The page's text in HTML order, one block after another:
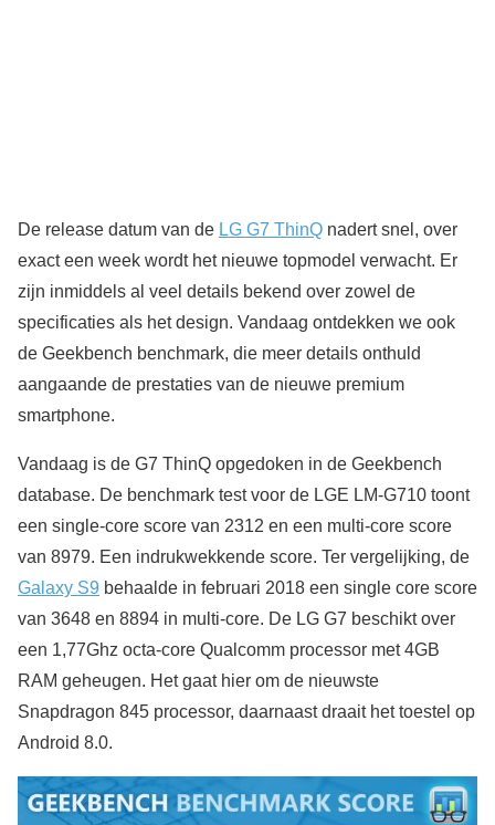
De release datum van de LG G7 ThinQ nadert snel, over
exact een week wordt het nieuwe topmodel verwacht. Er
zijn inmiddels al veel details bekend over zowel de
specificaties als het design. Vandaag ontdekken we ook
de Geekbench benchmark, die meer details onthuld
aangaande de prestaties van de nieuwe premium
smartphone.
Vandaag is de G7 ThinQ opgedoken in de Geekbench
database. De benchmark test voor de LGE LM-G710 toont
een single-core score van 2312 en een multi-core score
van 8979. Een indrukwekkende score. Ter vergelijking, de
Galaxy S9 behaalde in februari 2018 een single core score
van 3648 en 8894 in multi-core. De LG G7 beschikt over
een 1,77Ghz octa-core Qualcomm processor met 4GB
RAM geheugen. Het gaat hier om de nieuwste
Snapdragon 845 processor, daarnaast draait het toestel op
Android 8.0.